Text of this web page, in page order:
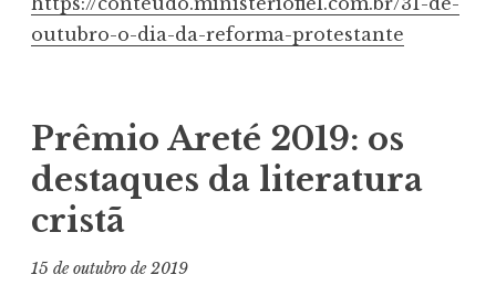
outubro-o-dia-da-reforma-protestante
Prêmio Areté 2019: os
destaques da literatura
cristã
15 de outubro de 2019